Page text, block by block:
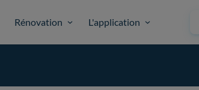
Rénovation L'application